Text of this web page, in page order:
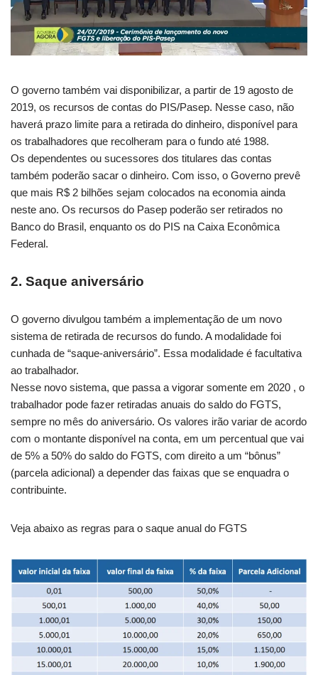
O governo também vai disponibilizar, a partir de 19 agosto de
2019, os recursos de contas do PIS/Pasep. Nesse caso, não
haverá prazo limite para a retirada do dinheiro, disponível para
os trabalhadores que recolheram para o fundo até 1988.
Os dependentes ou sucessores dos titulares das contas
também poderão sacar o dinheiro. Com isso, o Governo prevê
que mais R$ 2 bilhões sejam colocados na economia ainda
neste ano. Os recursos do Pasep poderão ser retirados no
Banco do Brasil, enquanto os do PIS na Caixa Econômica
Federal.
2. Saque aniversário
O governo divulgou também a implementação de um novo
sistema de retirada de recursos do fundo. A modalidade foi
cunhada de “saque-aniversário”. Essa modalidade é facultativa
ao trabalhador.
Nesse novo sistema, que passa a vigorar somente em 2020 , o
trabalhador pode fazer retiradas anuais do saldo do FGTS,
sempre no mês do aniversário. Os valores irão variar de acordo
com o montante disponível na conta, em um percentual que vai
de 5% a 50% do saldo do FGTS, com direito a um “bônus”
(parcela adicional) a depender das faixas que se enquadra o
contribuinte.
Veja abaixo as regras para o saque anual do FGTS